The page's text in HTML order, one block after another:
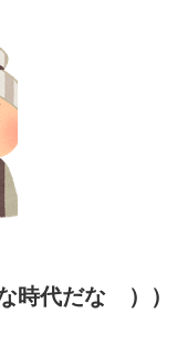
時代だな ））